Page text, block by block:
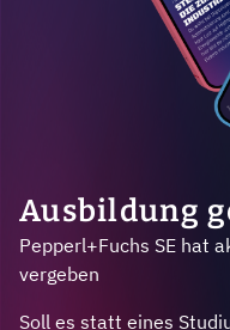
Ausbildung
Pepperl+Fuchs SE hat
vergeben
Soll es statt eines